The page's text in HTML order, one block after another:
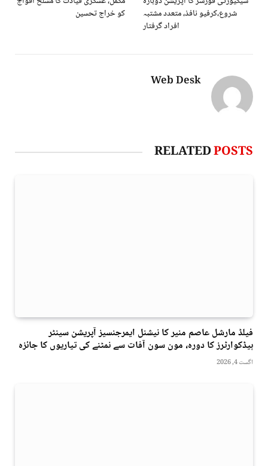
شروع،کرفیو نافذ، متعدد مشتبہ
افراد گرفتار
کو خراج تحسین
Web Desk
RELATEDPOSTS
فیلڈ مارشل عاصم منیر کا نیشنل ایمرجنسیز آپریشن سینٹر
ہیڈکوارٹرز کا دورہ، مون سون آفات سے نمٹنے کی تیاریوں کا جائزہ
اگست 4, 2026